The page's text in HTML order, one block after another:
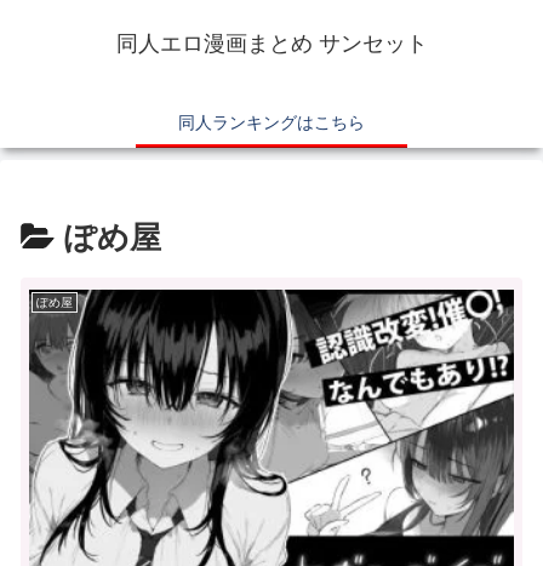
同人エロ漫画まとめ サンセット
同人ランキングはこちら
ぽめ屋
ぽめ屋